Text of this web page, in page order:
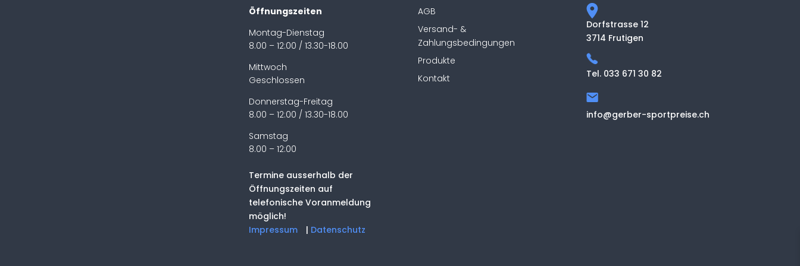
Öffnungszeiten
Montag-Dienstag
8.00 – 12:00 / 13.30-18.00
Mittwoch
Geschlossen
Donnerstag-Freitag
8.00 – 12:00 / 13.30-18.00
Samstag
8.00 – 12:00
Termine ausserhalb der
Öffnungszeiten auf
telefonische Voranmeldung
möglich!
Impressum
| Datenschutz
AGB
Versand- &
Zahlungsbedingungen
Produkte
Kontakt
Dorfstrasse 12
3714 Frutigen
Tel. 033 671 30 82
info@gerber-sportpreise.ch